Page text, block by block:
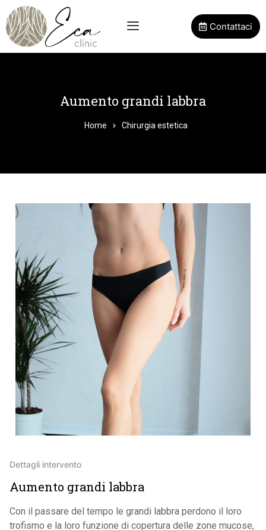
Contattaci
Aumento grandi labbra
Home Chirurgia estetica
Dettagli intervento
Aumento grandi labbra
Con il passare del tempo le grandi labbra perdono il loro
trofismo e la loro funzione di copertura delle zone mucose,